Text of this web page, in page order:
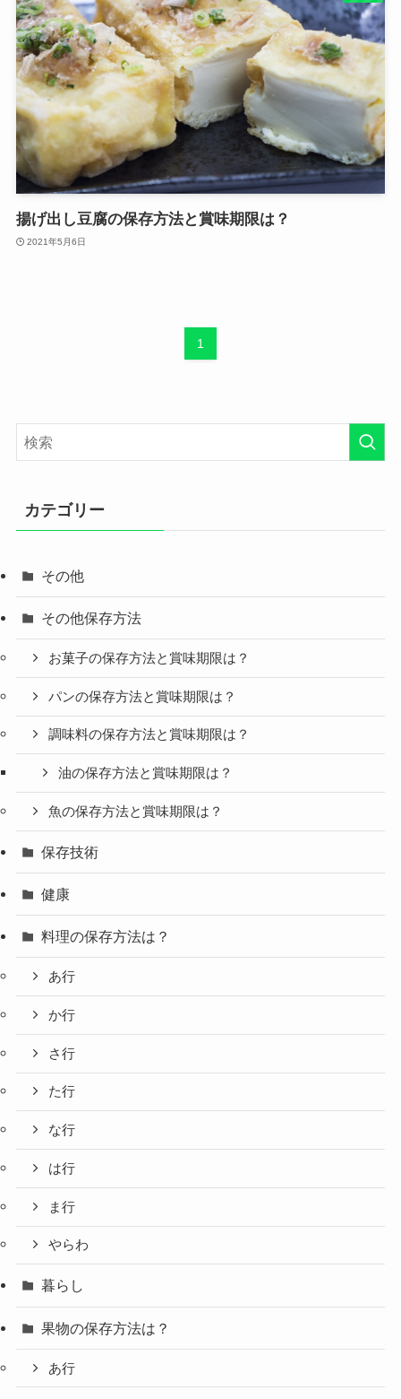
揚げ出し豆腐の保存方法と賞味期限は？
2021年5月6日
1
カテゴリー
その他
その他保存方法
お菓子の保存方法と賞味期限は？
パンの保存方法と賞味期限は？
調味料の保存方法と賞味期限は？
油の保存方法と賞味期限は？
魚の保存方法と賞味期限は？
保存技術
健康
料理の保存方法は？
あ行
か行
さ行
た行
な行
は行
ま行
やらわ
暮らし
果物の保存方法は？
あ行